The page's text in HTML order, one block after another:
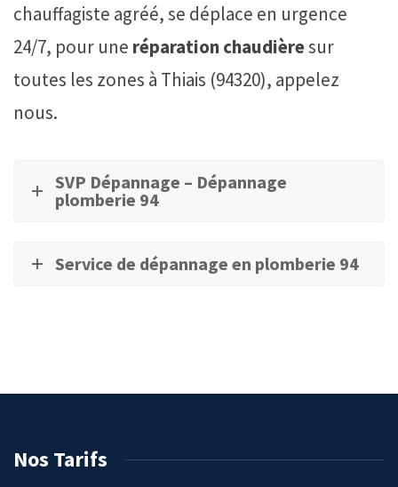
chauffagiste agréé, se déplace en urgence
24/7, pour une réparation chaudièresur
toutes les zones à Thiais (94320), appelez
nous.
SVP Dépannage – Dépannage
plomberie 94
Service de dépannage en plomberie 94
Nos Tarifs